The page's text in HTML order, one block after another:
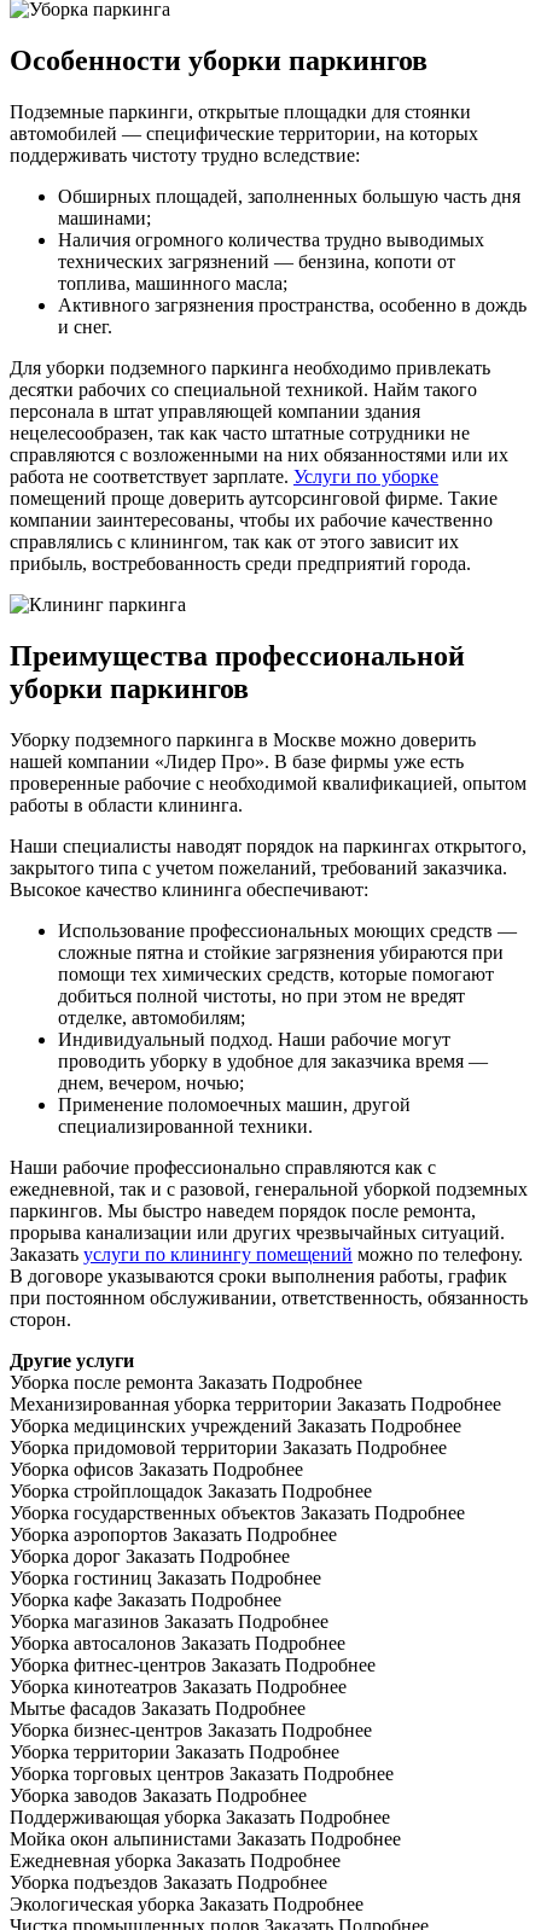
Особенности уборки паркингов
Подземные паркинги, открытые площадки для стоянки
автомобилей — специфические территории, на которых
поддерживать чистоту трудно вследствие:
Обширных площадей, заполненных большую часть дня
машинами;
Наличия огромного количества трудно выводимых
технических загрязнений — бензина, копоти от
топлива, машинного масла;
Активного загрязнения пространства, особенно в дождь
и снег.
Для уборки подземного паркинга необходимо привлекать
десятки рабочих со специальной техникой. Найм такого
персонала в штат управляющей компании здания
нецелесообразен, так как часто штатные сотрудники не
справляются с возложенными на них обязанностями или их
работа не соответствует зарплате. Услуги по уборке
помещений проще доверить аутсорсинговой фирме. Такие
компании заинтересованы, чтобы их рабочие качественно
справлялись с клинингом, так как от этого зависит их
прибыль, востребованность среди предприятий города.
Преимущества профессиональной
уборки паркингов
Уборку подземного паркинга в Москве можно доверить
нашей компании «Лидер Про». В базе фирмы уже есть
проверенные рабочие с необходимой квалификацией, опытом
работы в области клининга.
Наши специалисты наводят порядок на паркингах открытого,
закрытого типа с учетом пожеланий, требований заказчика.
Высокое качество клининга обеспечивают:
Использование профессиональных моющих средств —
сложные пятна и стойкие загрязнения убираются при
помощи тех химических средств, которые помогают
добиться полной чистоты, но при этом не вредят
отделке, автомобилям;
Индивидуальный подход. Наши рабочие могут
проводить уборку в удобное для заказчика время —
днем, вечером, ночью;
Применение поломоечных машин, другой
специализированной техники.
Наши рабочие профессионально справляются как с
ежедневной, так и с разовой, генеральной уборкой подземных
паркингов. Мы быстро наведем порядок после ремонта,
прорыва канализации или других чрезвычайных ситуаций.
Заказать услуги по клинингу помещений можно по телефону.
В договоре указываются сроки выполнения работы, график
при постоянном обслуживании, ответственность, обязанность
сторон.
Другие услуги
Уборка после ремонта Заказать Подробнее
Механизированная уборка территории Заказать Подробнее
Уборка медицинских учреждений Заказать Подробнее
Уборка придомовой территории Заказать Подробнее
Уборка офисов Заказать Подробнее
Уборка стройплощадок Заказать Подробнее
Уборка государственных объектов Заказать Подробнее
Уборка аэропортов Заказать Подробнее
Уборка дорог Заказать Подробнее
Уборка гостиниц Заказать Подробнее
Уборка кафе Заказать Подробнее
Уборка магазинов Заказать Подробнее
Уборка автосалонов Заказать Подробнее
Уборка фитнес-центров Заказать Подробнее
Уборка кинотеатров Заказать Подробнее
Мытье фасадов Заказать Подробнее
Уборка бизнес-центров Заказать Подробнее
Уборка территории Заказать Подробнее
Уборка торговых центров Заказать Подробнее
Уборка заводов Заказать Подробнее
Поддерживающая уборка Заказать Подробнее
Мойка окон альпинистами Заказать Подробнее
Ежедневная уборка Заказать Подробнее
Уборка подъездов Заказать Подробнее
Экологическая уборка Заказать Подробнее
Чистка промышленных полов Заказать Подробнее